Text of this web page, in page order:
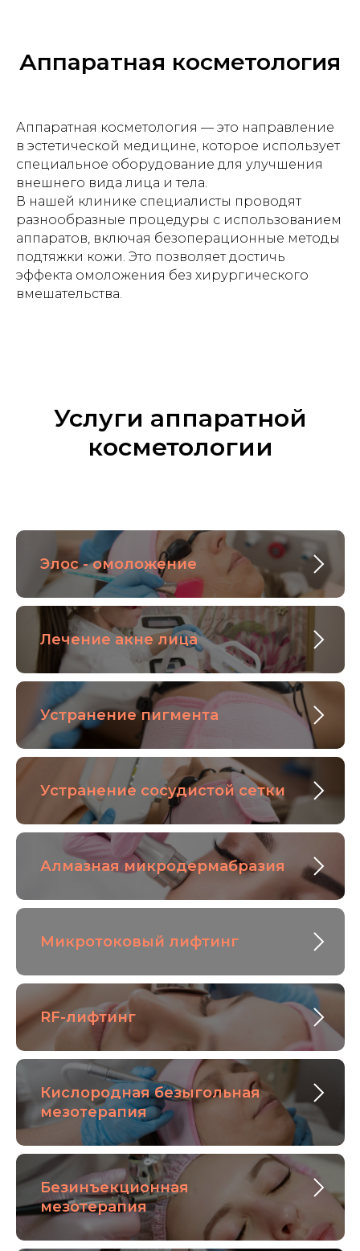
Аппаратная косметология
Аппаратная косметология — это направление
в эстетической медицине, которое использует
специальное оборудование для улучшения
внешнего вида лица и тела.
В нашей клинике специалисты проводят
разнообразные процедуры с использованием
аппаратов, включая безоперационные методы
подтяжки кожи. Это позволяет достичь
эффекта омоложения без хирургического
вмешательства.
Услуги аппаратной
косметологии
Элос - омоложение
Лечение акне лица
Устранение пигмента
Устранение сосудистой сетки
Алмазная микродермабразия
Микротоковый лифтинг
RF-лифтинг
Кислородная безыгольная
мезотерапия
Безинъекционная
мезотерапия